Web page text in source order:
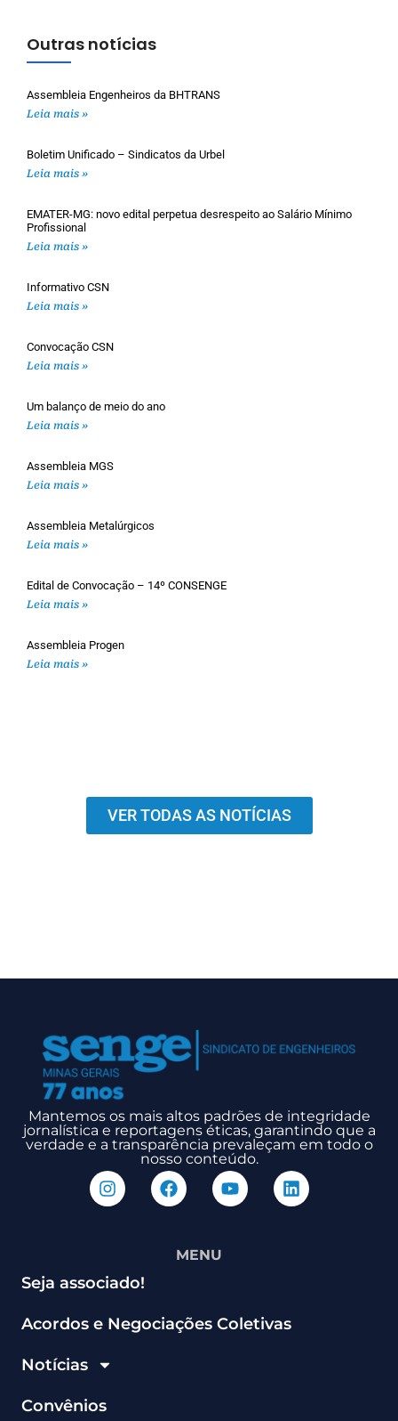
Outras notícias
Assembleia Engenheiros da BHTRANS
Leia mais »
Boletim Unificado – Sindicatos da Urbel
Leia mais »
EMATER-MG: novo edital perpetua desrespeito ao Salário Mínimo
Profissional
Leia mais »
Informativo CSN
Leia mais »
Convocação CSN
Leia mais »
Um balanço de meio do ano
Leia mais »
Assembleia MGS
Leia mais »
Assembleia Metalúrgicos
Leia mais »
Edital de Convocação – 14º CONSENGE
Leia mais »
Assembleia Progen
Leia mais »
VER TODAS AS NOTÍCIAS
Mantemos os mais altos padrões de integridade
jornalística e reportagens éticas, garantindo que a
verdade e a transparência prevaleçam em todo o
nosso conteúdo.
MENU
Seja associado!
Acordos e Negociações Coletivas
Notícias
Convênios